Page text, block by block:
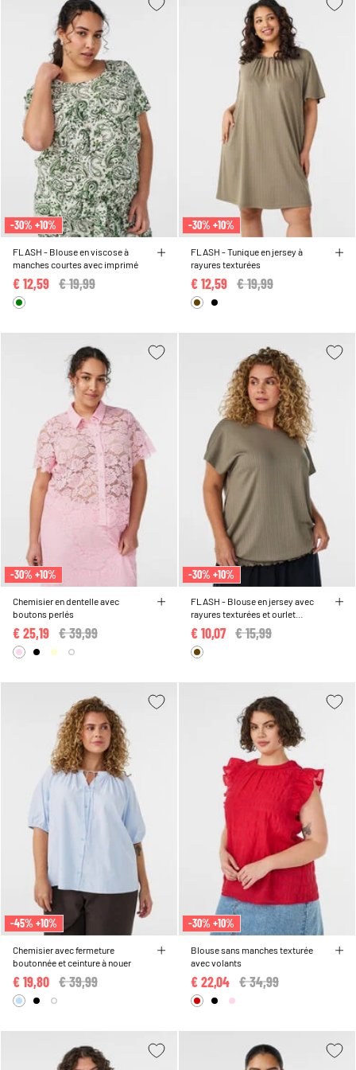
-30% +10%
FLASH - Blouse en viscose à
manches courtes avec imprimé
Price reduced from
€ 19,99
€ 12,59
-30% +10%
FLASH - Tunique en jersey à
rayures texturées
Price reduced from
€ 19,99
€ 12,59
-30% +10%
Chemisier en dentelle avec
boutons perlés
Price reduced from
€ 39,99
€ 25,19
-30% +10%
FLASH - Blouse en jersey avec
rayures texturées et ourlet
smocké
Price reduced from
€ 15,99
€ 10,07
-45% +10%
Chemisier avec fermeture
boutonnée et ceinture à nouer
Price reduced from
€ 39,99
€ 19,80
-30% +10%
Blouse sans manches texturée
avec volants
Price reduced from
€ 34,99
€ 22,04